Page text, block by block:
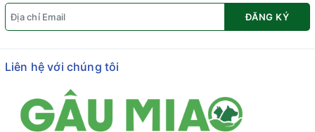
ĐĂNG KÝ
Liên hệ với chúng tôi